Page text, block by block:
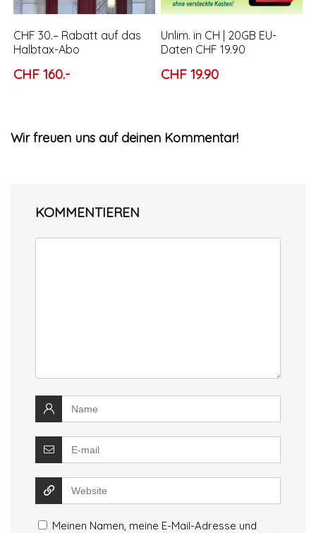
CHF 30.– Rabatt auf das
Halbtax-Abo
CHF 160.-
Unlim. in CH | 20GB EU-
Daten CHF 19.90
CHF 19.90
Wir freuen uns auf deinen Kommentar!
KOMMENTIEREN
Meinen Namen, meine E-Mail-Adresse und